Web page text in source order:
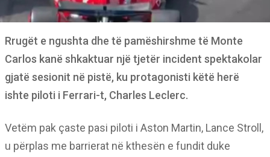
Rrugët e ngushta dhe të pamëshirshme të Monte
Carlos kanë shkaktuar një tjetër incident spektakolar
gjatë sesionit në pistë, ku protagonisti këtë herë
ishte piloti i Ferrari-t, Charles Leclerc.
Vetëm pak çaste pasi piloti i Aston Martin, Lance Stroll,
u përplas me barrierat në kthesën e fundit duke